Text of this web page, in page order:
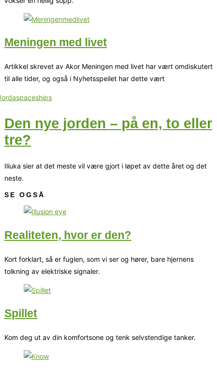
Meningen med livet
Artikkel skrevet av Akor Meningen med livet har vært omdiskutert
til alle tider, og også i Nyhetsspeilet har dette vært
Den nye jorden – på en, to eller
tre?
Iliuka sier at det meste vil være gjort i løpet av dette året og det
neste.
SE OGSÅ
Realiteten, hvor er den?
Kort forklart, så er fuglen, som vi ser og hører, bare hjernens
tolkning av elektriske signaler.
Spillet
Kom deg ut av din komfortsone og tenk selvstendige tanker.